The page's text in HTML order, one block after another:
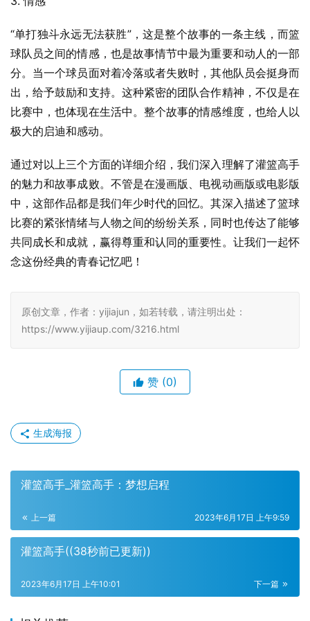
“单打独斗永远无法获胜”，这是整个故事的一条主线，而篮
球队员之间的情感，也是故事情节中最为重要和动人的一部
分。当一个球员面对着冷落或者失败时，其他队员会挺身而
出，给予鼓励和支持。这种紧密的团队合作精神，不仅是在
比赛中，也体现在生活中。整个故事的情感维度，也给人以
极大的启迪和感动。
通过对以上三个方面的详细介绍，我们深入理解了灌篮高手
的魅力和故事成败。不管是在漫画版、电视动画版或电影版
中，这部作品都是我们年少时代的回忆。其深入描述了篮球
比赛的紧张情绪与人物之间的纷纷关系，同时也传达了能够
共同成长和成就，赢得尊重和认同的重要性。让我们一起怀
念这份经典的青春记忆吧！
原创文章，作者：yijiajun，如若转载，请注明出处：
https://www.yijiaup.com/3216.html
赞 (0)
生成海报
灌篮高手_灌篮高手：梦想启程
上一篇 2023年6月17日 上午9:59
灌篮高手((38秒前已更新))
下一篇
2023年6月17日 上午10:01